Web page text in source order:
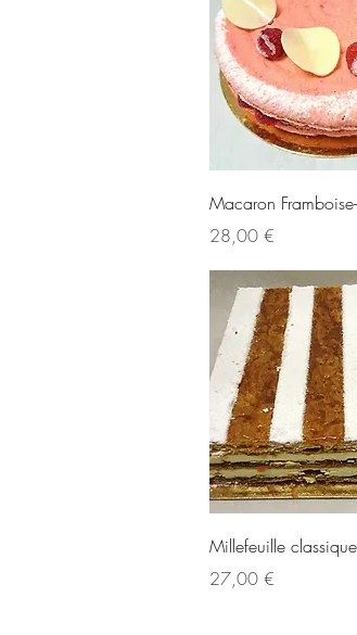
Aperçu
Macaron
Prix
28,00 €
Aperçu
Millefeuille classique
Prix
27,00 €